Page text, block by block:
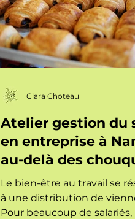
Atelier gestion du
en entreprise à
au-delà des
Le bien-être au travail se
à une distribution de
Pour beaucoup de salariés,
Clara Choteau